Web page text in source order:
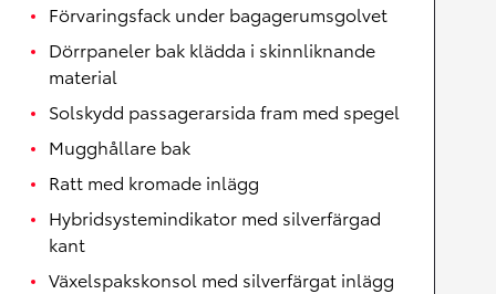
Förvaringsfack under bagagerumsgolvet
Dörrpaneler bak klädda i skinnliknande
material
Solskydd passagerarsida fram med spegel
Mugghållare bak
Ratt med kromade inlägg
Hybridsystemindikator med silverfärgad
kant
Växelspakskonsol med silverfärgat inlägg